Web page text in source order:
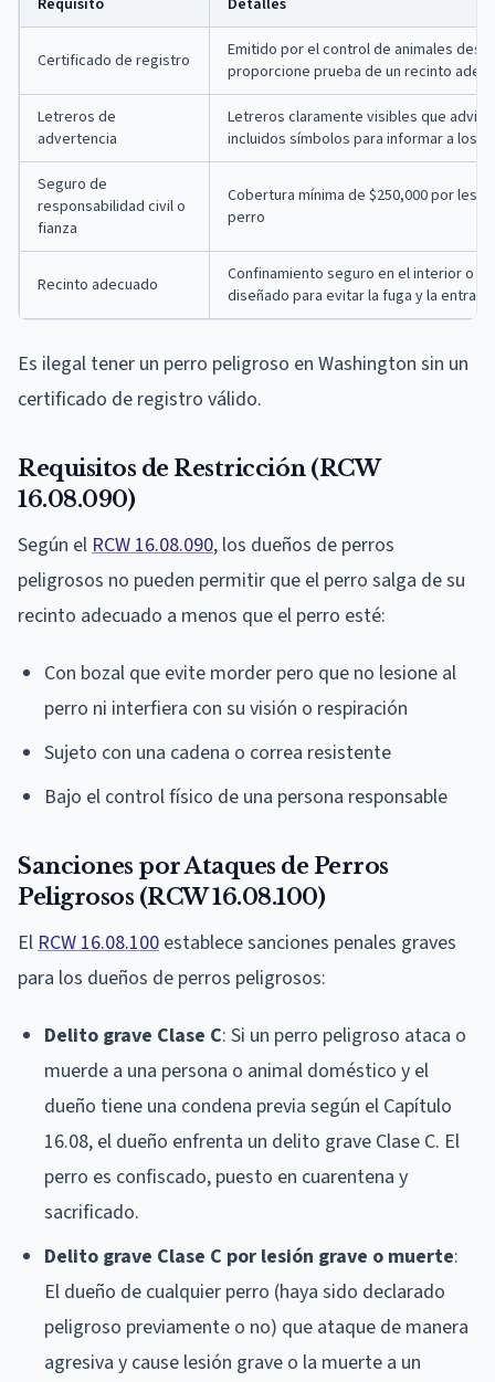
Certificado de registro
Emitido por el control de animales
proporcione prueba de un recinto
Letreros de
advertencia
Letreros claramente visibles que
incluidos símbolos para informar a los
Seguro de
responsabilidad civil o
fianza
Cobertura mínima de $250,000 por
perro
Recinto adecuado
Confinamiento seguro en el interior o
diseñado para evitar la fuga y la
Es ilegal tener un perro peligroso en Washington sin un
certificado de registro válido.
Requisitos de Restricción (RCW
16.08.090)
Según el RCW 16.08.090, los dueños de perros
peligrosos no pueden permitir que el perro salga de su
recinto adecuado a menos que el perro esté:
Con bozal que evite morder pero que no lesione al
perro ni interfiera con su visión o respiración
Sujeto con una cadena o correa resistente
Bajo el control físico de una persona responsable
Sanciones por Ataques de Perros
Peligrosos (RCW 16.08.100)
El RCW 16.08.100 establece sanciones penales graves
para los dueños de perros peligrosos:
Delito grave Clase C: Si un perro peligroso ataca o
muerde a una persona o animal doméstico y el
dueño tiene una condena previa según el Capítulo
16.08, el dueño enfrenta un delito grave Clase C. El
perro es confiscado, puesto en cuarentena y
sacrificado.
Delito grave Clase C por lesión grave o muerte:
El dueño de cualquier perro (haya sido declarado
peligroso previamente o no) que ataque de manera
agresiva y cause lesión grave o la muerte a un